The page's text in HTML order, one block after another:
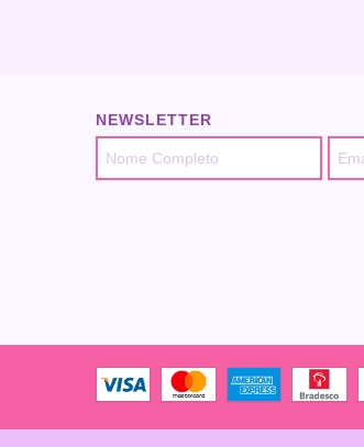
NEWSLETTER